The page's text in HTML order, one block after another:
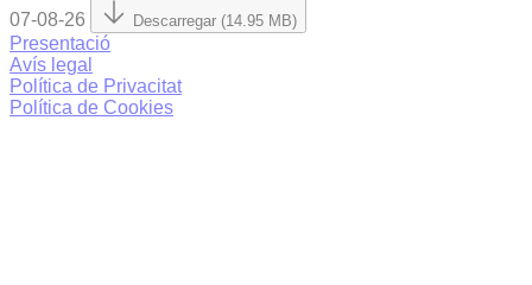
07-08-26 Descarregar (14.95 MB)
Presentació
Avís legal
Política de Privacitat
Política de Cookies